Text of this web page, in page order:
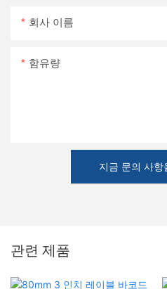
회사 이름
함유량
지금 문의 사항
관련 제품